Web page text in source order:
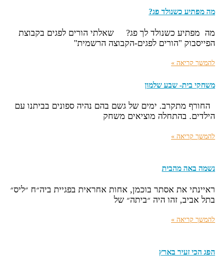
מה מפתיע כשנולד פג?
מה מפתיע כשנולד לך פג? שאלתי הורים לפגים בקבוצת
הפייסבוק "הורים לפגים-הקבוצה הרשמית"
להמשך קריאה »
משחקי בית- שבע שלמון
החורף מתקרב. ימים של גשם בהם נהיה ספונים בביתנו עם
הילדים. בהתחלה מוציאים משחק
להמשך קריאה »
נשמה באה מהבית
ראיינתי את אסתר בוכמן, אחות אחראית בפגיית ביה״ח ״ליס״
בתל אביב, זהו היה ״ביתה״ של
להמשך קריאה »
הפג הכי זעיר בארץ